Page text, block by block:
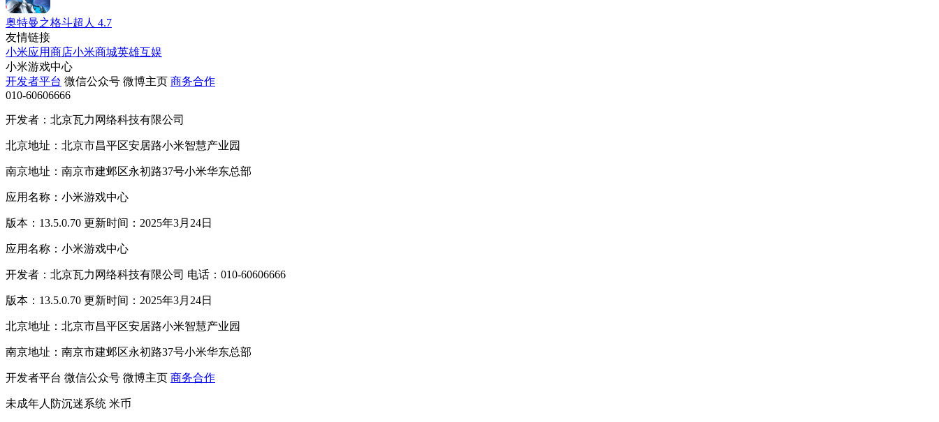
奥特曼之格斗超人 4.7
友情链接
小米应用商店小米商城英雄互娱
小米游戏中心
开发者平台 微信公众号 微博主页 商务合作
010-60606666
开发者：北京瓦力网络科技有限公司
北京地址：北京市昌平区安居路小米智慧产业园
南京地址：南京市建邺区永初路37号小米华东总部
应用名称：小米游戏中心
版本：13.5.0.70 更新时间：2025年3月24日
应用名称：小米游戏中心
开发者：北京瓦力网络科技有限公司 电话：010-60606666
版本：13.5.0.70 更新时间：2025年3月24日
北京地址：北京市昌平区安居路小米智慧产业园
南京地址：南京市建邺区永初路37号小米华东总部
开发者平台 微信公众号 微博主页 商务合作
未成年人防沉迷系统 米币